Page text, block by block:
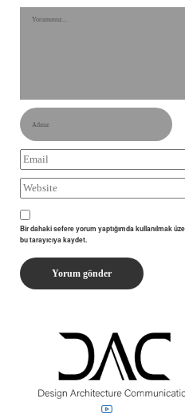
Bir dahaki sefere yorum yaptığımda kullanılmak
bu tarayıcıya kaydet.